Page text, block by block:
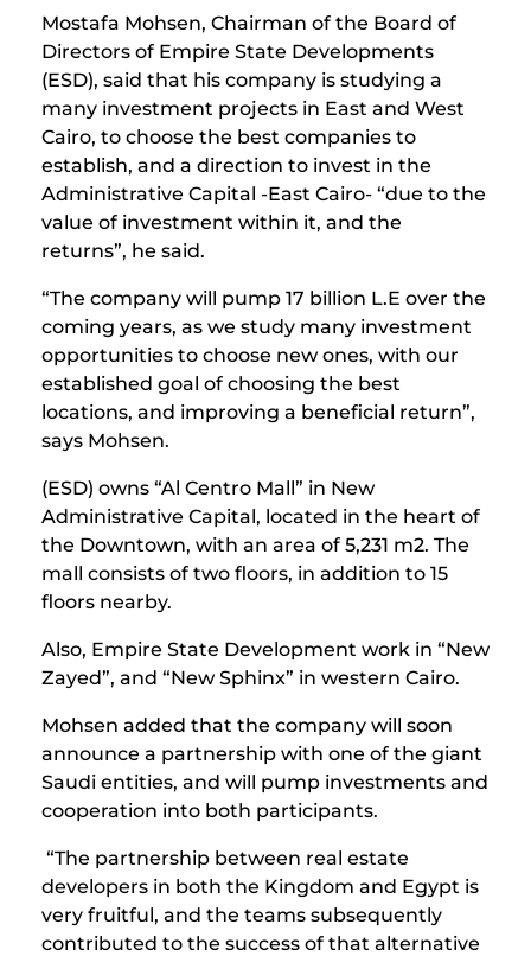
Mostafa Mohsen, Chairman of the Board of
Directors of Empire State Developments
(ESD), said that his company is studying a
many investment projects in East and West
Cairo, to choose the best companies to
establish, and a direction to invest in the
Administrative Capital -East Cairo- “due to the
value of investment within it, and the
returns”, he said.
“The company will pump 17 billion L.E over the
coming years, as we study many investment
opportunities to choose new ones, with our
established goal of choosing the best
locations, and improving a beneficial return”,
says Mohsen.
(ESD) owns “Al Centro Mall” in New
Administrative Capital, located in the heart of
the Downtown, with an area of ​​5,231 m2. The
mall consists of two floors, in addition to 15
floors nearby.
Also, Empire State Development work in “New
Zayed”, and “New Sphinx” in western Cairo.
Mohsen added that the company will soon
announce a partnership with one of the giant
Saudi entities, and will pump investments and
cooperation into both participants.
“The partnership between real estate
developers in both the Kingdom and Egypt is
very fruitful, and the teams subsequently
contributed to the success of that alternative